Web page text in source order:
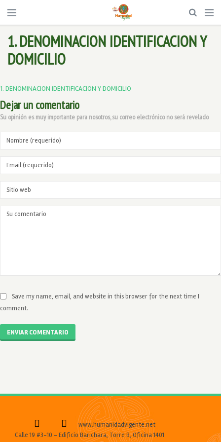
1. DENOMINACION IDENTIFICACION Y
DOMICILIO
1. DENOMINACION IDENTIFICACION Y DOMICILIO
Dejar un comentario
Su opinión es muy importante para nosotros, su correo electrónico no será revelado
Save my name, email, and website in this browser for the next time I
comment.
ENVIAR COMENTARIO
www.humanidadvigente.net
Calle 19 #3-10 - Edificio Barichara, Torre B, Oficina 1401